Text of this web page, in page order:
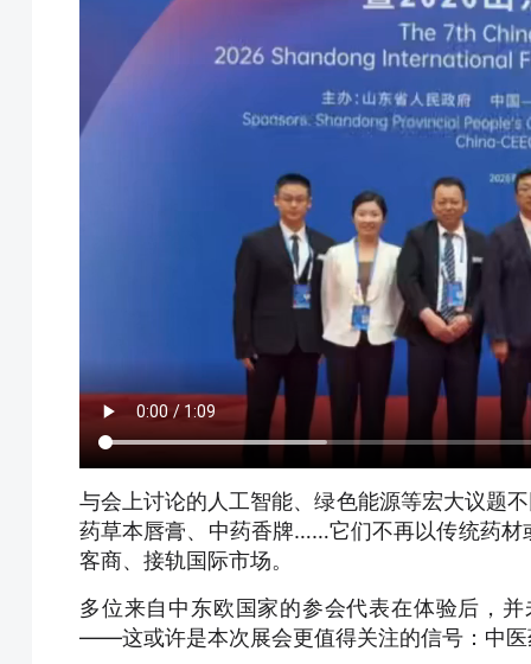
与会上讨论的人工智能、绿色能源等宏大议题
药草本唇膏、中药香牌……它们不再以传统药材
客商、接轨国际市场。
多位来自中东欧国家的参会代表在体验后，
——这或许是本次展会更值得关注的信号：中医